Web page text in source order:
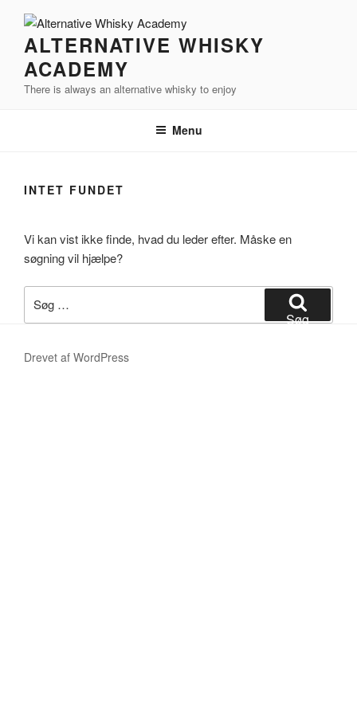
indholdALTERNATIVE WHISKY
ACADEMY
There is always an alternative whisky to enjoy
Menu
INTET FUNDET
Vi kan vist ikke finde, hvad du leder efter. Måske en
søgning vil hjælpe?
efter:
Søg
Drevet af WordPress